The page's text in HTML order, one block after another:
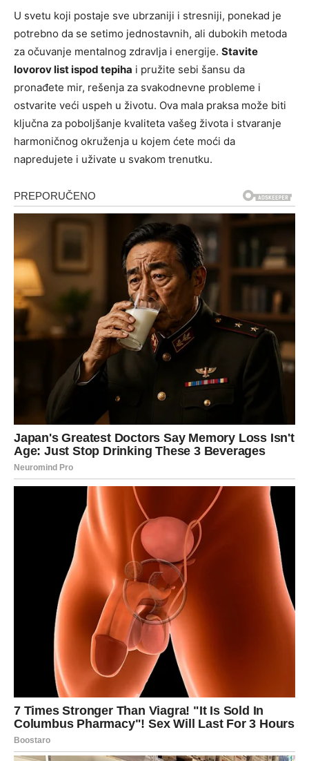
U svetu koji postaje sve ubrzaniji i stresniji, ponekad je
potrebno da se setimo jednostavnih, ali dubokih metoda
za očuvanje mentalnog zdravlja i energije. Stavite
lovorov list ispod tepiha i pružite sebi šansu da
pronađete mir, rešenja za svakodnevne probleme i
ostvarite veći uspeh u životu. Ova mala praksa može biti
ključna za poboljšanje kvaliteta vašeg života i stvaranje
harmoničnog okruženja u kojem ćete moći da
napredujete i uživate u svakom trenutku.